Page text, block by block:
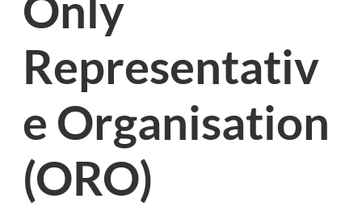
Representativ
e Organisation
(ORO)